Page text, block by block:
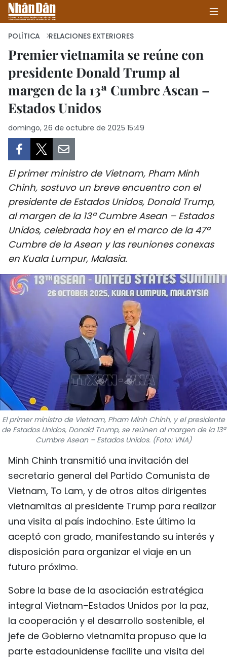
INICIO
POLÍTICA
SALUD - MEDIO AMBIENTE
CULTURA - ENTRETENIMIENTO
INTERNACIONAL
DEPORTES
VIAJES
PUENTE DE AMISTAD
HISTORIAS MULTIMEDIA
FOTOGRAFÍA
¿QUIÉNES SOMOS?
TIẾNG VIỆT
ENGLISH
中文
FRANÇAIS
РУССКИЙ
POLÍTICA RELACIONES EXTERIORES
Premier vietnamita se reúne con
presidente Donald Trump al
margen de la 13ª Cumbre Asean –
Estados Unidos
domingo, 26 de octubre de 2025 15:49
El primer ministro de Vietnam, Pham Minh
Chinh, sostuvo un breve encuentro con el
presidente de Estados Unidos, Donald Trump,
al margen de la 13ª Cumbre Asean – Estados
Unidos, celebrada hoy en el marco de la 47ª
Cumbre de la Asean y las reuniones conexas
en Kuala Lumpur, Malasia.
El primer ministro de Vietnam, Pham Minh Chinh, y el presidente
de Estados Unidos, Donald Trump, se reúnen al margen de la 13ª
Cumbre Asean – Estados Unidos. (Foto: VNA)
Minh Chinh transmitió una invitación del
secretario general del Partido Comunista de
Vietnam, To Lam, y de otros altos dirigentes
vietnamitas al presidente Trump para realizar
una visita al país indochino. Este último la
aceptó con grado, manifestando su interés y
disposición para organizar el viaje en un
futuro próximo.
Sobre la base de la asociación estratégica
integral Vietnam–Estados Unidos por la paz,
la cooperación y el desarrollo sostenible, el
jefe de Gobierno vietnamita propuso que la
parte estadounidense facilite una visita del